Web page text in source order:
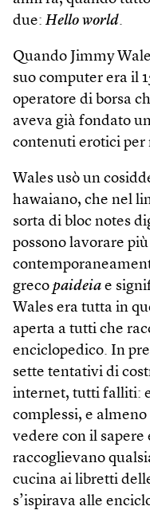
due: Hello world.
Quando Jimmy
suo computer era il
operatore di borsa
aveva già fondato
contenuti erotici per
Wales usò un
hawaiano, che nel
sorta di bloc notes
possono lavorare
greco paideia e
Wales era tutta in
aperta a tutti che
enciclopedico. In
sette tentativi di
internet, tutti falliti:
complessi, e
vedere con il
raccoglievano
cucina ai libretti
s’ispirava alle